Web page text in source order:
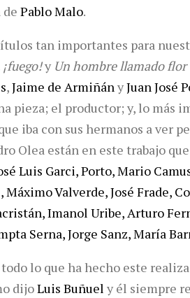
Pablo Malo.
tan importantes para
y Un hombre llamado
,Jaime de ArmiñányJuan José
pieza; el productor; y, lo más
iba con sus hermanos a ver
Olea están en este trabajo
Luis Garci, Porto, Mario
Valverde, José Frade,
Imanol Uribe, Arturo
Serna, Jorge Sanz, María
lo que ha hecho este
dijoLuis Buñuel y él siempre